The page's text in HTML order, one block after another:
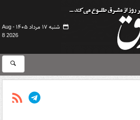
شنبه ۱۷ مرداد ۱۴۰۵ -
Aug
8 2026